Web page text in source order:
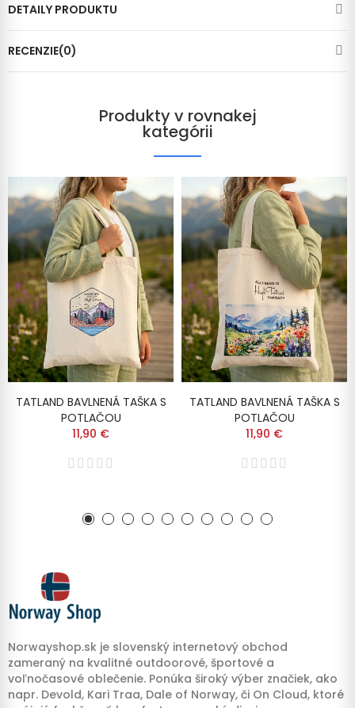
DETAILY PRODUKTU
RECENZIE(0)
Produkty v rovnakej
kategórii
TATLAND BAVLNENÁ TAŠKA S
POTLAČOU
11,90 €
TATLAND BAVLNENÁ TAŠKA S
POTLAČOU
11,90 €
Norwayshop.sk je slovenský internetový obchod
zameraný na kvalitné outdoorové, športové a
voľnočasové oblečenie. Ponúka široký výber značiek, ako
napr. Devold, Kari Traa, Dale of Norway, či On Cloud, ktoré